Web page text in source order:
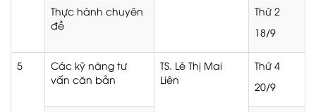
Thực hành chuyên
đề
Thứ 2
18/9
5
Các kỹ năng tư
vấn căn bản
TS. Lê Thị Mai
Liên
Thứ 4
20/9